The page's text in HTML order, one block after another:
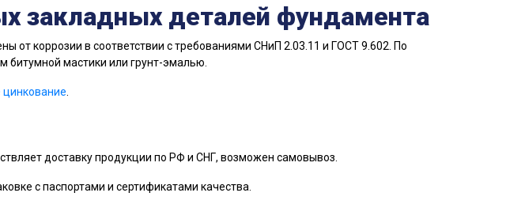
закладных деталей фундамента
от коррозии в соответствии с требованиями СНиП 2.03.11 и ГОСТ 9.602. По
мастики или грунт-эмалью.
цинкование
доставку продукции по РФ и СНГ, возможен самовывоз.
с паспортами и сертификатами качества.